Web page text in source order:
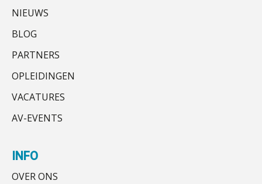
NIEUWS
BLOG
PARTNERS
OPLEIDINGEN
VACATURES
AV-EVENTS
INFO
OVER ONS